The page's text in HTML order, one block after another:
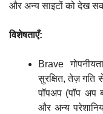
और अन्य साइटों को देख
विशेषताएँ:
Brave
सुरक्षित, तेज़ गति
पॉपअप (पॉप अप
और अन्य